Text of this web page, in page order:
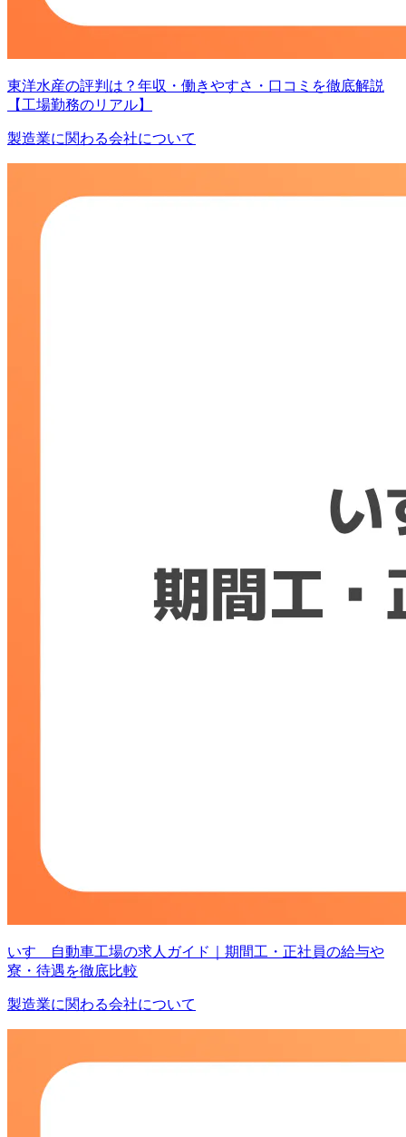
東洋水産の評判は？年収・働きやすさ・口コミを徹底解説
【工場勤務のリアル】
製造業に関わる会社について
いすゞ自動車工場の求人ガイド｜期間工・正社員の給与や
寮・待遇を徹底比較
製造業に関わる会社について